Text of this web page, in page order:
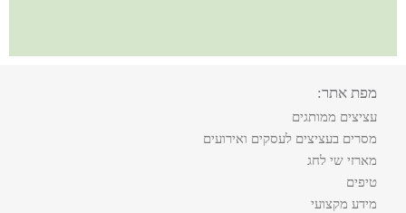
מפת אתר:
עציצים ממותגים
מסרים בעציצים לעסקים ואירועים
מארזי שי לחג
טיפים
מידע מקצועי